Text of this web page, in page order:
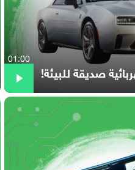
صديقة للبيئة!
01:00